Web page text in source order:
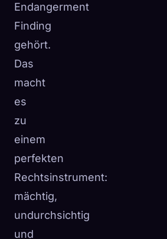
Endangerment
Finding
gehört.
Das
macht
es
zu
einem
perfekten
Rechtsinstrument:
mächtig,
undurchsichtig
und